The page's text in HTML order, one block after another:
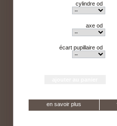
cylindre od
axe od
écart pupillaire od
en savoir plus